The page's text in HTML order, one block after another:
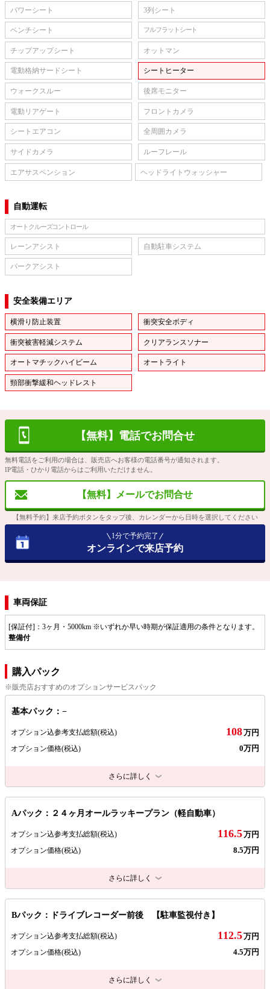
パワーシート 3列シート
ベンチシート フルフラットシート
チップアップシート オットマン
電動格納サードシート シートヒーター
ウォークスルー 後席モニター
電動リアゲート フロントカメラ
シートエアコン 全周囲カメラ
サイドカメラ ルーフレール
エアサスペンション ヘッドライトウォッシャー
自動運転
オートクルーズコントロール
レーンアシスト 自動駐車システム
パークアシスト
安全装備エリア
横滑り防止装置 衝突安全ボディ
衝突被害軽減システム クリアランスソナー
オートマチックハイビーム オートライト
頸部衝撃緩和ヘッドレスト
【無料】電話でお問合せ
無料電話をご利用の場合は、販売店へお客様の電話番号が通知されます。
IP電話・ひかり電話からはご利用いただけません。
【無料】メールでお問合せ
【無料予約】来店予約ボタンをタップ後、カレンダーから日時を選択してください
1分で予約完了
オンラインで来店予約
車両保証
[保証付]：3ヶ月・5000km ※いずれか早い時期が保証適用の条件となります。
整備付
購入パック
※販売店おすすめのオプションサービスパック
基本パック：−
オプション込参考支払総額(税込) 108万円
オプション価格(税込) 0万円
さらに詳しく
Aパック：２４ヶ月オールラッキープラン（軽自動車）
オプション込参考支払総額(税込) 116.5万円
オプション価格(税込) 8.5万円
さらに詳しく
Bパック：ドライブレコーダー前後 【駐車監視付き】
オプション込参考支払総額(税込) 112.5万円
オプション価格(税込) 4.5万円
さらに詳しく